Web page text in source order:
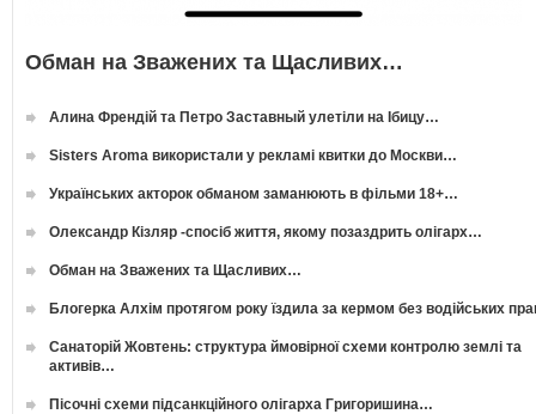
Обман на Зважених та Щасливих…
Алина Френдій та Петро Заставный улетіли на Ібицу…
Sisters Aroma використали у рекламі квитки до Москви…
Українських акторок обманом заманюють в фільми 18+…
Олександр Кізляр -спосіб життя, якому позаздрить олігарх…
Обман на Зважених та Щасливих…
Блогерка Алхім протягом року їздила за кермом без водійських
Санаторій Жовтень: структура ймовірної схеми контролю землі та
активів…
Пісочні схеми підсанкційного олігарха Григоришина…